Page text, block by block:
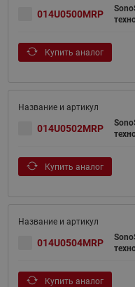
014U0500MRP
Купить аналог
014U0502MRP
Купить аналог
014U0504MRP
Купить аналог